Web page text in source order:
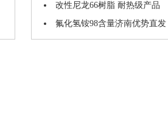
改性尼龙66树脂 耐热级产品
氟化氢铵98含量济南优势直发